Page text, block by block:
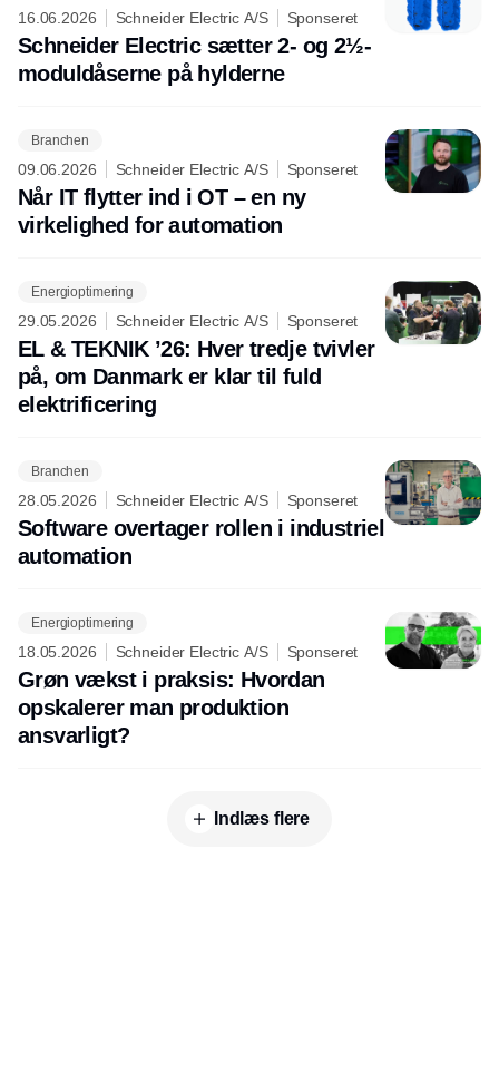
16.06.2026 Schneider Electric A/S Sponseret
Schneider Electric sætter 2- og 2½-
moduldåserne på hylderne
Branchen
09.06.2026 Schneider Electric A/S Sponseret
Når IT flytter ind i OT – en ny
virkelighed for automation
Energioptimering
29.05.2026 Schneider Electric A/S Sponseret
EL & TEKNIK ’26: Hver tredje tvivler
på, om Danmark er klar til fuld
elektrificering
Branchen
28.05.2026 Schneider Electric A/S Sponseret
Software overtager rollen i industriel
automation
Energioptimering
18.05.2026 Schneider Electric A/S Sponseret
Grøn vækst i praksis: Hvordan
opskalerer man produktion
ansvarligt?
Indlæs flere